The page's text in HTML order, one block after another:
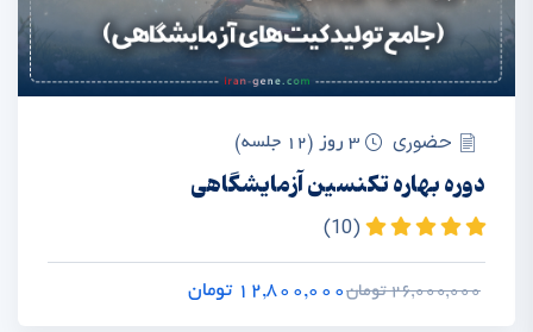
حضوری 3 روز (12 جلسه)
دوره بهاره تکنسین آزمایشگاهی
(10)
26,000,000 تومان 12,800,000 تومان